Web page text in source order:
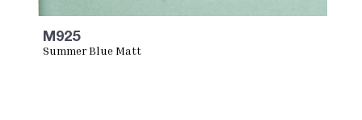
M925
Summer Blue Matt